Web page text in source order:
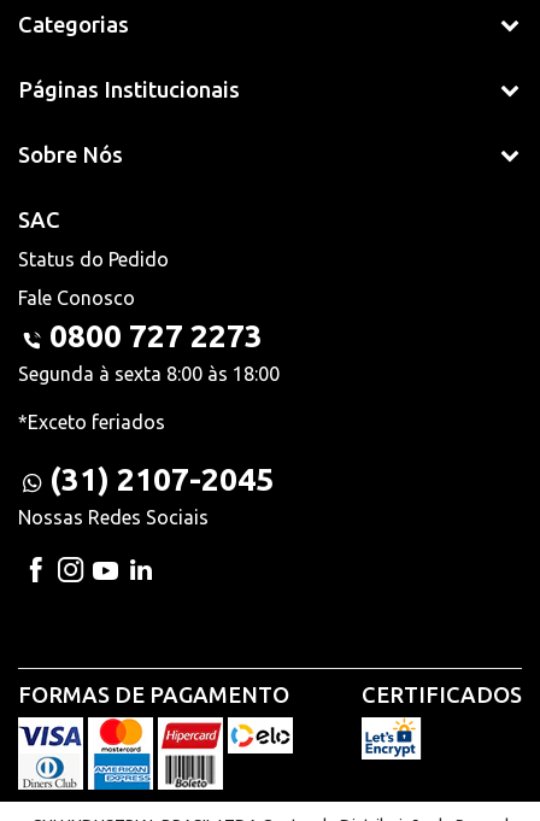
Categorias
Páginas Institucionais
Sobre Nós
SAC
Status do Pedido
Fale Conosco
0800 727 2273
Segunda à sexta 8:00 às 18:00
*Exceto feriados
(31) 2107-2045
Nossas Redes Sociais
FORMAS DE PAGAMENTO CERTIFICADOS